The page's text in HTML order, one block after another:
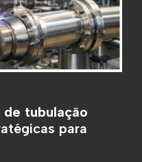
tubulação
para